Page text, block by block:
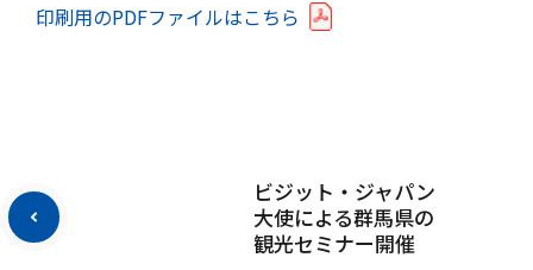
印刷用のPDFファイルはこちら
ビジット・ジャパン
大使による群馬県の
観光セミナー開催